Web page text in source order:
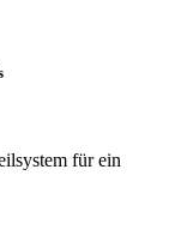
für ein